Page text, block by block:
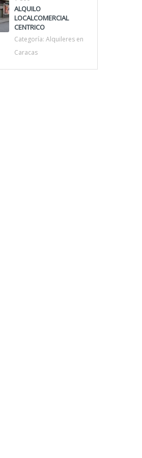
ALQUILO
LOCALCOMERCIAL
CENTRICO
Categoría: Alquileres en
Caracas